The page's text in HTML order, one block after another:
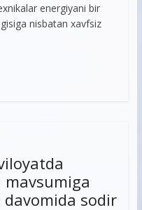
energiyani bir
nisbatan xavfsiz
sodir